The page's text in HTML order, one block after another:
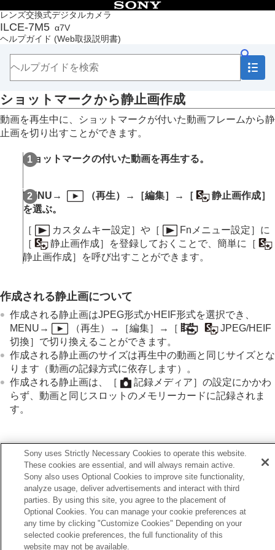
レンズ交換式デジタルカメラ
ILCE-7M5 α7V
ヘルプガイド (Web取扱説明書)
目次
トップページ
ヘルプガイドの使いかた
本体と付属品を確認する
本機の基本操作
準備/基本的な撮影
MENU一覧から機能を探す
撮影機能を活用する
再生する
画像の表示方法を変える
画像間をジャンプ移動する方法を設定する（
送り設定）
撮影した画像を保護する（
プロテクト ）
画像に情報を追加する
トリミング
動画から静止画作成
ショットマークから静止画作成
静止画作成後のショットマーク（再生）
JPEG/HEIF切換
動画から静止画作成 /ショッ
トマークから静止画作成）
メモリーカード間で画像をコピーする（コピー）
画像を削除する
テレビと接続して画像を見る
カメラの設定を変更する
スマートフォンでできること
故障かな？と思ったら
ショットマークから静止画作成
動画を再生中に、ショットマークが付いた動画フレームから静
止画を切り出すことができます。
ショットマークの付いた動画を再生する。
MENU → （再生）→ ［編集］ → ［
静止画作成］
を選ぶ。
［
カスタムキー設定］ や［ Fnメニュー設定］ に
［
静止画作成］ を登録しておくことで、簡単に
［
静止画作成］
を呼び出すことができます。
作成される静止画について
作成される静止画はJPEG形式かHEIF形式を選択でき、
MENU → （再生）→ ［編集］ → ［
JPEG/HEIF
切換］ で切り換えることができます。
作成される静止画のサイズは再生中の動画と同じサイズとな
ります（動画の記録方式に依存します）。
作成される静止画は、
［ 記録メディア］ の設定にかかわ
らず、動画と同じスロットのメモリーカードに記録されま
す。
関連項目
JPEG/HEIF切換（動画から静止画作成 ショットマークから
静止画作成）
記録方式（動画）
から静止画作成
Sony uses Strictly Necessary Cookies to operate this website.
These cookies are essential, and will always remain active.
Sony also uses Optional Cookies to improve site functionality,
analyze usage, deliver advertisements and interact with third
parties. By using this site, you agree to the placement of
Optional Cookies. You can manage your cookie preferences at
any time by clicking "Customize Cookies" Depending on your
selected cookie preferences, the full functionality of this
website may not be available.